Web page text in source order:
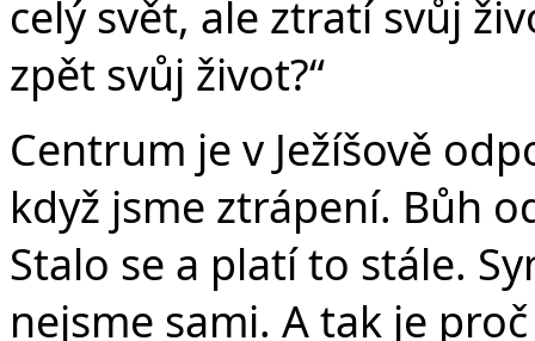
celý svět, ale ztratí svůj
zpět svůj život?“
Centrum je v Ježíšově
když jsme ztrápení. Bůh
Stalo se a platí to stále.
nejsme sami. A tak je